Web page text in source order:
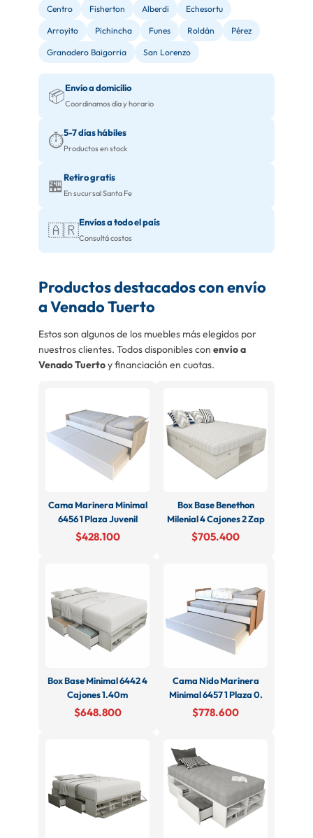
Centro Fisherton Alberdi Echesortu
Arroyito Pichincha Funes Roldán Pérez
Granadero Baigorria San Lorenzo
📦Envío a domicilio
Coordinamos día y horario
⏱️5-7 días hábiles
Productos en stock
🏪Retiro gratis
En sucursal Santa Fe
🇦🇷Envíos a todo el país
Consultá costos
Productos destacados con envío
a Venado Tuerto
Estos son algunos de los muebles más elegidos por
nuestros clientes. Todos disponibles con envío a
Venado Tuertoy financiación en cuotas.
Cama Marinera Minimal
6456 1 Plaza Juvenil
$428.100
Box Base Benethon
Milenial 4 Cajones 2 Zap
$705.400
Box Base Minimal 6442 4
Cajones 1.40m
$648.800
Cama Nido Marinera
Minimal 6457 1 Plaza 0.
$778.600